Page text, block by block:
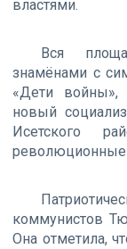
властями.
Вся
знамёнами с
«Дети
новый
Исетского
революционные
коммунистов
Она отметила,